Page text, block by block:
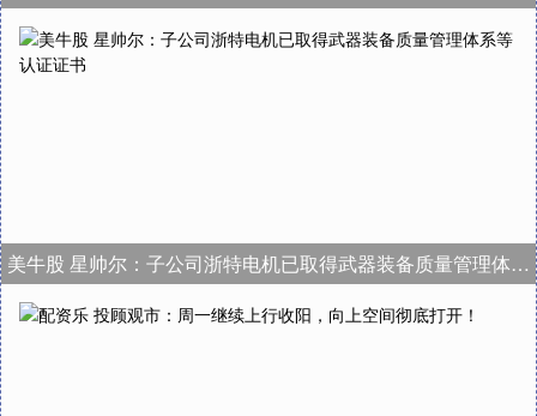
美牛股 星帅尔：子公司浙特电机已取得武器装备质量管理体系等认证证书